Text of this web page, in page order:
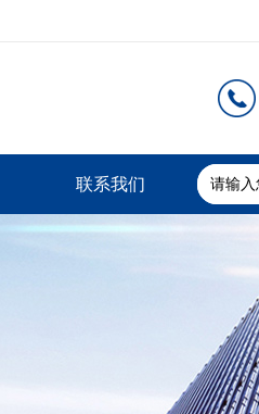
联系我们